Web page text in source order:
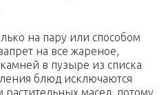
на пару или способом
на все жареное,
в пузыре из списка
блюд исключаются
растительных масел, потому